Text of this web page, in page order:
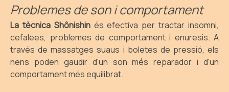
Problemes de son i comportament
La tècnica Shônishinés efectiva per tractar insomni,
cefalees, problemes de comportament i enuresis. A
través de massatges suaus i boletes de pressió, els
nens poden gaudir d'un son més reparador i d'un
comportament més equilibrat.